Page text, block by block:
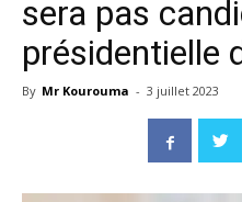
sera pas
présidentielle
By Mr Kourouma - 3 juillet 2023